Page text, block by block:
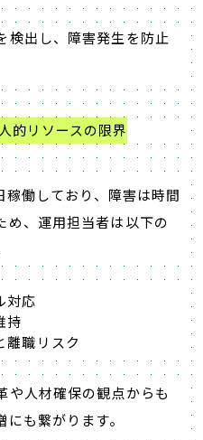
検出し、障害発生を防止
的リソースの限界
稼働しており、障害は時間
め、運用担当者は以下の
対応
持
離職リスク
や人材確保の観点からも
も繋がります。